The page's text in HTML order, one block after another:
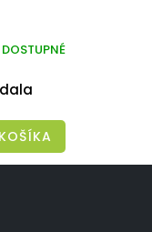
DOSTUPNÉ